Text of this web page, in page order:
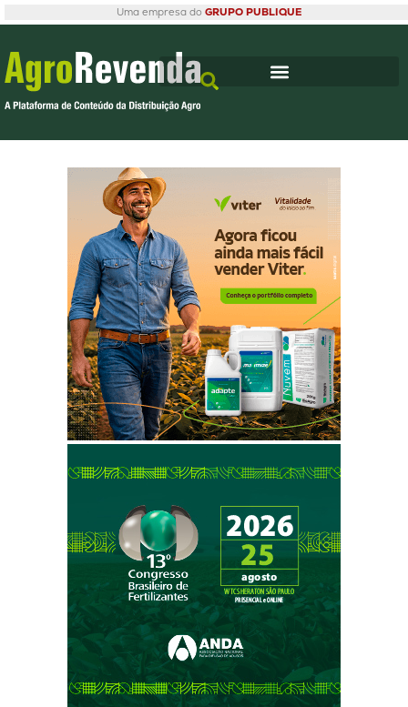
Uma empresa do GRUPO PUBLIQUE